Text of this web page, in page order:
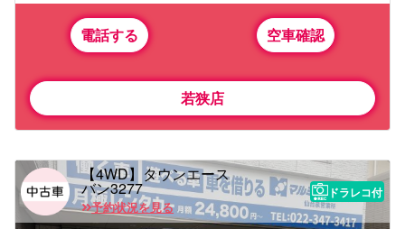
電話する 空車確認
若狭店
【4WD】タウンエース
バン3277
予約状況を見る
ドラレコ付